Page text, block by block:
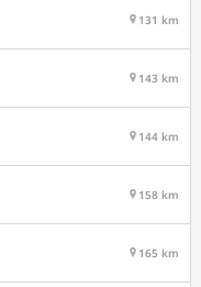
131 km
143 km
144 km
158 km
165 km